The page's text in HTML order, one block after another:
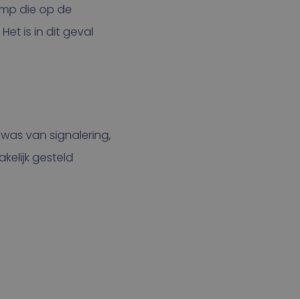
die op de
is in dit geval
van signalering,
gesteld